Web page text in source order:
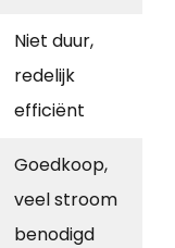
Niet duur,
redelijk
efficiënt
Goedkoop,
veel stroom
benodigd